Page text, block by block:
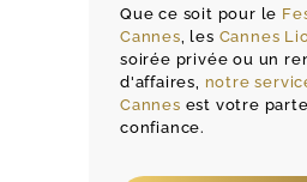
Que ce soit pour le
Cannes , les Cannes
soirée privée ou un
d'affaires, notre
Cannes est votre
confiance.